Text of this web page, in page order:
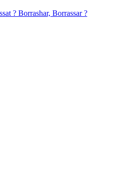
? Borrashar, Borrassar ?